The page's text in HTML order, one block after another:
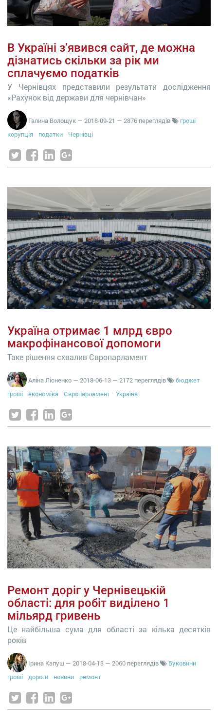
В Україні з’явився сайт, де можна
дізнатись скільки за рік ми
сплачуємо податків
У Чернівцях представили результати дослідження
«Рахунок від держави для чернівчан»
Галина Волощук — 2018-09-21 — 2876 переглядів
гроші
корупція
податки Чернівці
Україна отримає 1 млрд євро
макрофінансової допомоги
Таке рішення схвалив Європарламент
Аліна Лісненко — 2018-06-13 — 2172 переглядів
бюджет
гроші
економіка Європарламент Україна
Ремонт доріг у Чернівецькій
області: для робіт виділено 1
мільярд гривень
Це найбільша сума для області за кілька десятків
років
Ірина Капуш — 2018-04-13 — 2060 переглядів
Буковини
гроші
дороги новини ремонт